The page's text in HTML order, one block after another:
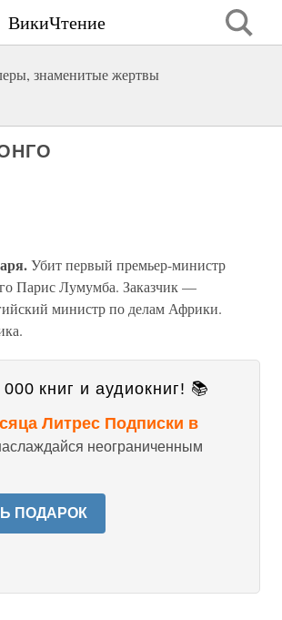
ВикиЧтение
знаменитые жертвы
Убит первый премьер-министр
Парис Лумумба. Заказчик —
министр по делам Африки.
книг и аудиокниг! 📚
Литрес Подписки в
неограниченным
ПОДАРОК